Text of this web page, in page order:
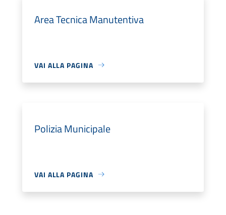
Area Tecnica Manutentiva
VAI ALLA PAGINA
Polizia Municipale
VAI ALLA PAGINA